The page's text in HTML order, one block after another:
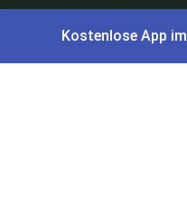
Amazon Spar-Abo
Kostenlose App